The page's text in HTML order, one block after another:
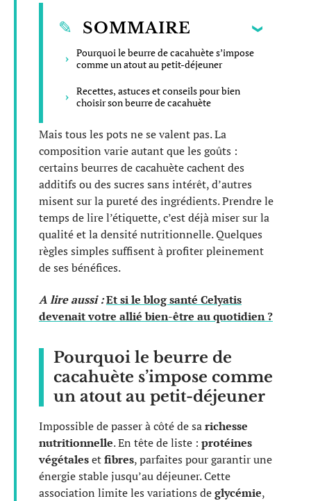
SOMMAIRE
Pourquoi le beurre de cacahuète s’impose
comme un atout au petit-déjeuner
Recettes, astuces et conseils pour bien
choisir son beurre de cacahuète
Mais tous les pots ne se valent pas. La
composition varie autant que les goûts :
certains beurres de cacahuète cachent des
additifs ou des sucres sans intérêt, d’autres
misent sur la pureté des ingrédients. Prendre le
temps de lire l’étiquette, c’est déjà miser sur la
qualité et la densité nutritionnelle. Quelques
règles simples suffisent à profiter pleinement
de ses bénéfices.
A lire aussi :Et si le blog santé Celyatis
devenait votre allié bien-être au quotidien ?
Pourquoi le beurre de
cacahuète s’impose comme
un atout au petit-déjeuner
Impossible de passer à côté de sarichesse
nutritionnelle. En tête de liste : protéines
végétalesetfibres, parfaites pour garantir une
énergie stable jusqu’au déjeuner. Cette
association limite les variations deglycémie,